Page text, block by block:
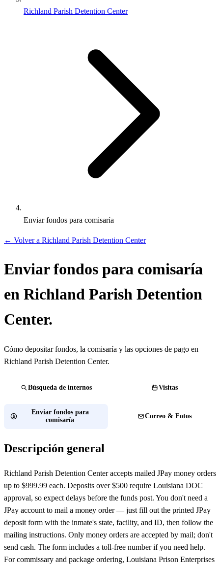
Richland Parish Detention Center
Enviar fondos para comisaría
← Volver a Richland Parish Detention Center
Enviar fondos para comisaría
en Richland Parish Detention
Center.
Cómo depositar fondos, la comisaría y las opciones de pago en
Richland Parish Detention Center.
Búsqueda de internos Visitas
Enviar fondos para
comisaría
Correo & Fotos
Descripción general
Richland Parish Detention Center accepts mailed JPay money orders
up to $999.99 each. Deposits over $500 require Louisiana DOC
approval, so expect delays before the funds post. You don't need a
JPay account to mail a money order — just fill out the printed JPay
deposit form with the inmate's state, facility, and ID, then follow the
mailing instructions. Only money orders are accepted by mail; don't
send cash. The form includes a toll-free number if you need help.
For commissary and package ordering, Louisiana Prison Enterprises